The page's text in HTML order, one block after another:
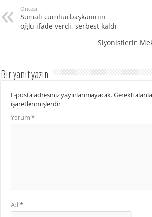
Öncesi
Somali cumhurbaşkanının
oğlu ifade verdi, serbest kaldı
Siyonistlerin
Bir yanıt yazın
E-posta adresiniz yayınlanmayacak.Gerekli
işaretlenmişlerdir
Yorum*
Ad*